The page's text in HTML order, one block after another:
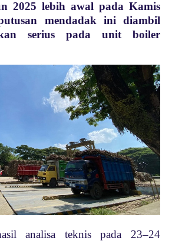
2025 lebih awal pada Kamis
mendadak ini diambil
serius pada unit boiler
analisa teknis pada 23–24